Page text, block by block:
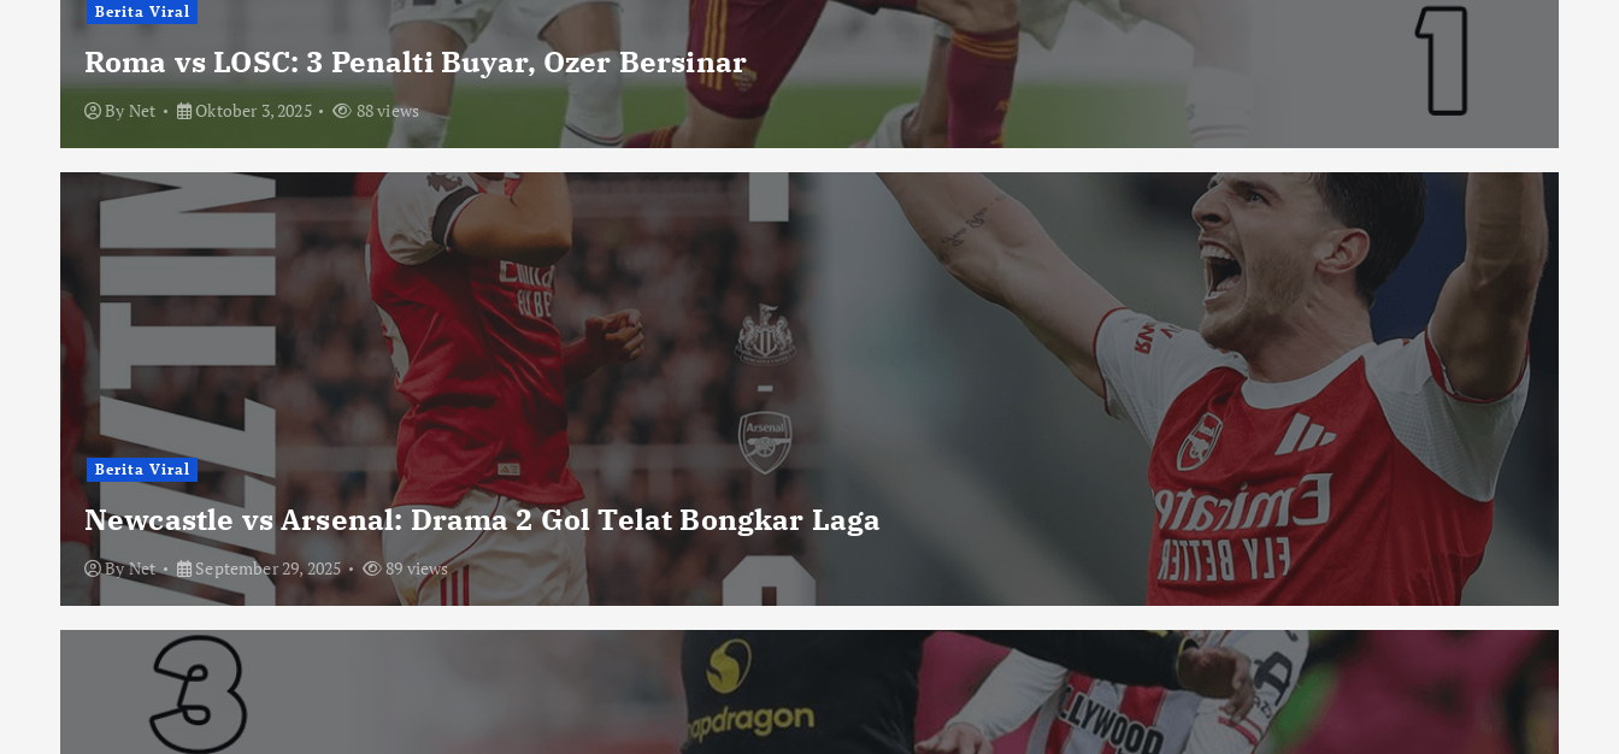
Berita Viral
Roma vs LOSC: 3 Penalti Buyar, Ozer Bersinar
By Net Oktober 3, 2025 88 views
Berita Viral
Newcastle vs Arsenal: Drama 2 Gol Telat Bongkar Laga
ByNet September 29, 2025 89 views